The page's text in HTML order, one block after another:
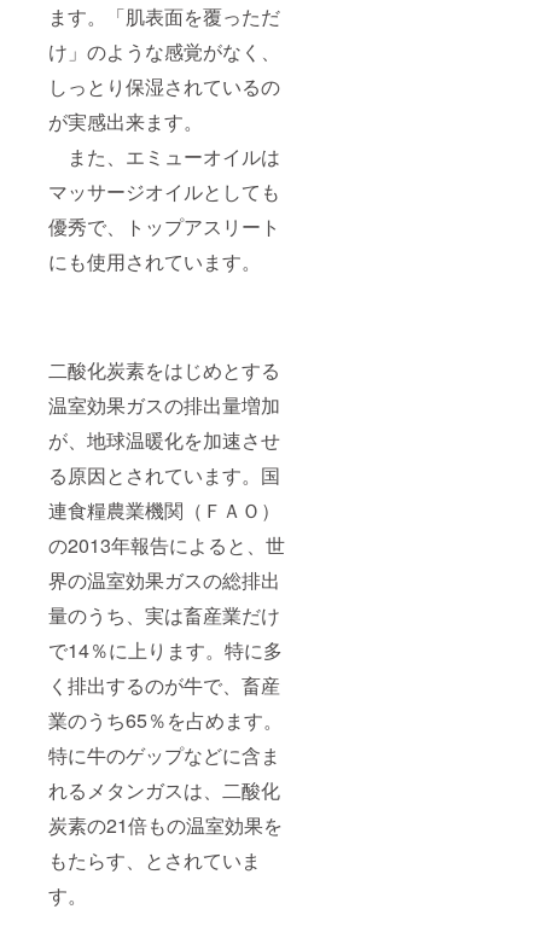
ます。「肌表面を覆っただ
け」のような感覚がなく、
しっとり保湿されているの
が実感出来ます。
また、エミューオイルは
マッサージオイルとしても
優秀で、トップアスリート
にも使用されています。
二酸化炭素をはじめとする
温室効果ガスの排出量増加
が、地球温暖化を加速させ
る原因とされています。国
連食糧農業機関（ＦＡＯ）
の2013年報告によると、世
界の温室効果ガスの総排出
量のうち、実は畜産業だけ
で14％に上ります。特に多
く排出するのが牛で、畜産
業のうち65％を占めます。
特に牛のゲップなどに含ま
れるメタンガスは、二酸化
炭素の21倍もの温室効果を
もたらす、とされていま
す。